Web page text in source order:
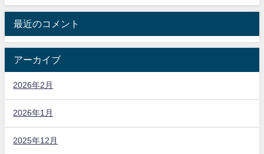
最近のコメント
アーカイブ
2026年2月
2026年1月
2025年12月